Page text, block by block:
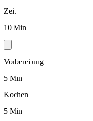
Zeit
10 Min
Vorbereitung
5 Min
Kochen
5 Min